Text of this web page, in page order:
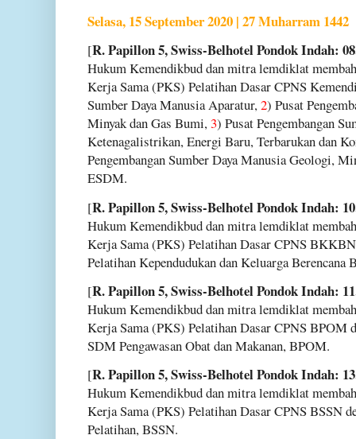
Selasa, 15 September 2020 | 27 Muharram 1442
[R. Papillon 5, Swiss-Belhotel Pondok Indah:
Hukum Kemendikbud dan mitra lemdiklat
Kerja Sama (PKS) Pelatihan Dasar CPNS
Sumber Daya Manusia Aparatur,2) Pusat
Minyak dan Gas Bumi,3) Pusat Pengembangan
Ketenagalistrikan, Energi Baru, Terbarukan dan
Pengembangan Sumber Daya Manusia Geologi,
ESDM.
[R. Papillon 5, Swiss-Belhotel Pondok Indah:
Hukum Kemendikbud dan mitra lemdiklat
Kerja Sama (PKS) Pelatihan Dasar CPNS
Pelatihan Kependudukan dan Keluarga Berencana
[R. Papillon 5, Swiss-Belhotel Pondok Indah:
Hukum Kemendikbud dan mitra lemdiklat
Kerja Sama (PKS) Pelatihan Dasar CPNS BPOM
SDM Pengawasan Obat dan Makanan, BPOM.
[R. Papillon 5, Swiss-Belhotel Pondok Indah:
Hukum Kemendikbud dan mitra lemdiklat
Kerja Sama (PKS) Pelatihan Dasar CPNS BSSN
Pelatihan, BSSN.